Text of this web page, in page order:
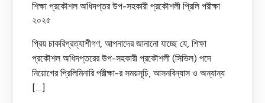
শিক্ষা প্রকৌশল অধিদপ্তর উপ-সহকারী প্রকৌশলী প্রিলি পরীক্ষা
২০২৫
প্রিয় চাকরিপ্রত্যাশীগণ, আপনাদের জানানো যাচ্ছে যে, শিক্ষা
প্রকৌশল অধিদপ্তরের উপ-সহকারী প্রকৌশলী (সিভিল) পদে
নিয়োগের প্রিলিমিনারি পরীক্ষা-র সময়সূচি, আসনবিন্যাস ও অন্যান্য
[…]